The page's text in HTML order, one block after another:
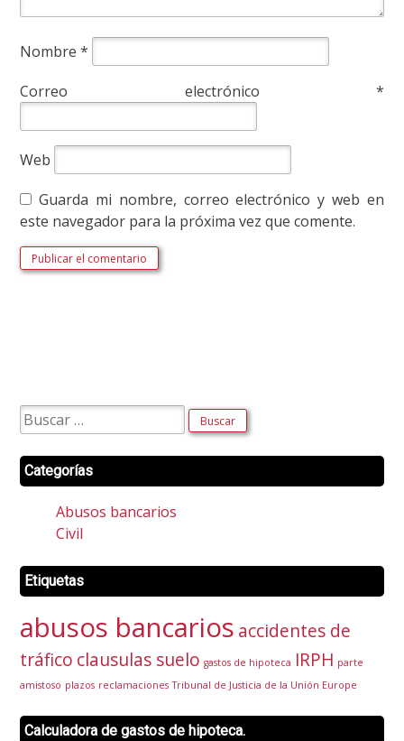
Nombre*
Correo electrónico *
Web
Guarda mi nombre, correo electrónico y web en
este navegador para la próxima vez que comente.
Buscar:
Categorías
Abusos bancarios
Civil
Etiquetas
abusos bancarios accidentes de
tráfico clausulas suelo gastos de hipoteca IRPH parte
amistoso plazos reclamaciones Tribunal de Justicia de la Unión Europe
Calculadora de gastos de hipoteca.